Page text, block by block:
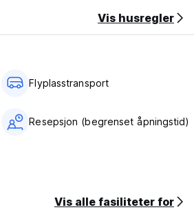
Vis husregler
Flyplasstransport
Resepsjon (begrenset åpningstid)
Vis alle fasiliteter for